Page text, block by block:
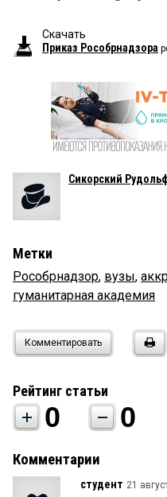
Скачать
Приказ Рособрнадзора
Сикорский
Метки
Рособрнадзор, вузы,
гуманитарная академия
Комментировать
Рейтинг статьи
0 0
Комментарии
студент 21